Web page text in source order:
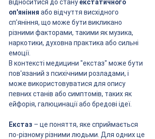
відноситися до стану екстатичного
оп'яніння або відчуття висхідного
сп'яніння, що може бути викликано
різними факторами, такими як музика,
наркотики, духовна практика або сильні
емоції.
В контексті медицини "екстаз" може бути
пов'язаний з психічними розладами, і
може використовуватися для опису
певних станів або симптомів, таких як
ейфорія, галюцинації або бредові ідеї.
Екстаз – це поняття, яке сприймається
по-різному різними людьми. Для одних це